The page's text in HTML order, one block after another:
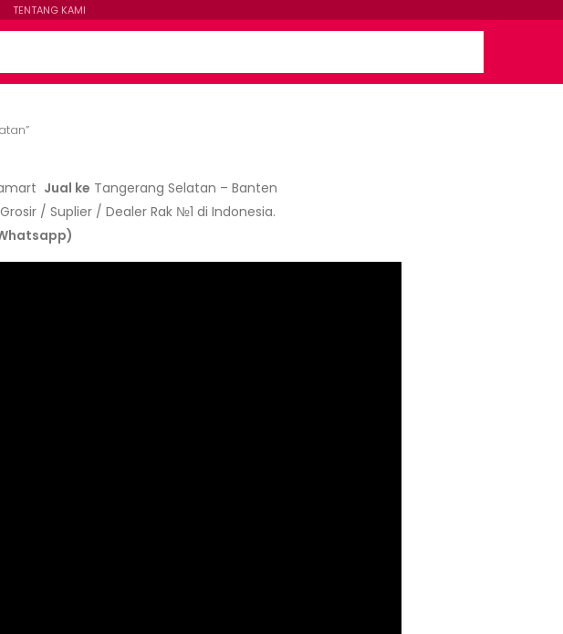
TENTANG KAMI
Jual ke Tangerang Selatan – Banten
/ Suplier / Dealer Rak №1 di Indonesia.